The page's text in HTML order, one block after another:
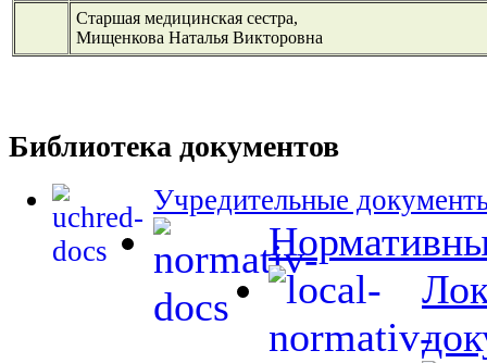
Старшая медицинская сестра,
Мищенкова Наталья Викторовна
Библиотека документов
Учредительные